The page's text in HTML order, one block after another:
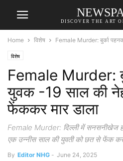
DISCOVER THE ART
Home विशेष Female Murder: बुर्का
विशेष
Female Murder:
युवक -19 साल की
फेंककर मार डाला
Female Murder: दिल्ली में सनसनीखेज
एक उन्नीस साल की युवती को छत से फेंक कर
By Editor NHG - June 24, 2025